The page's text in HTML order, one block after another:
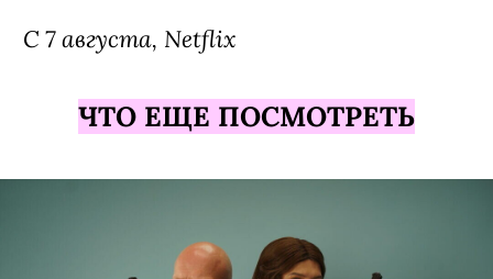
С 7 августа, Netflix
ЧТО ЕЩЕ ПОСМОТРЕТЬ